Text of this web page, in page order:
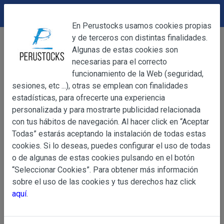
Alimentación
Postres y Dulces
Mazamorra Morada Universal 250g
OBJETO
Información
Básica
sobre
de Datos
OBJETO
Las presentes Condiciones Generales regulan la
web www.perustocks.es, del que es titular ALBERT
YACARINE (en adelante, PERUSTOCKS).
La adquisición de cualesquiera de los productos
DEVOLUCIONES
En Perustocks usamos cookies propias
y de terceros con distintas finalidades.
Algunas de estas cookies son
necesarias para el correcto
funcionamiento de la Web (seguridad,
sesiones, etc ...), otras se emplean con finalidades
estadísticas, para ofrecerte una experiencia
personalizada y para mostrarte publicidad relacionada
con tus hábitos de navegación. Al hacer click en “Aceptar
Todas” estarás aceptando la instalación de todas estas
cookies. Si lo deseas, puedes configurar el uso de todas
o de algunas de estas cookies pulsando en el botón
“Seleccionar Cookies”. Para obtener más información
sobre el uso de las cookies y tus derechos haz click
aquí.